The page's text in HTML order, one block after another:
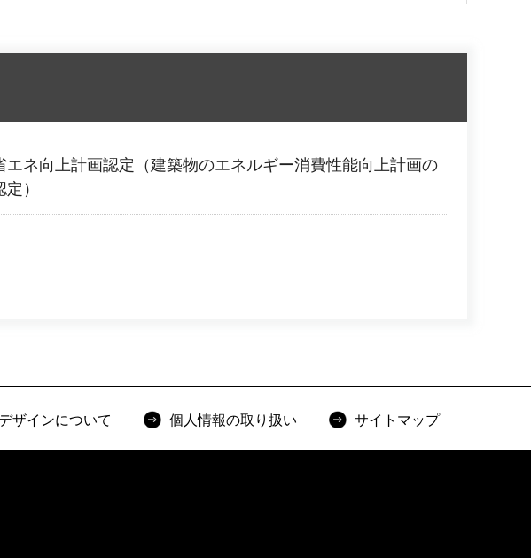
エネ向上計画認定（建築物のエネルギー消費性能向上計画の
定）
ザインについて 個人情報の取り扱い サイトマップ